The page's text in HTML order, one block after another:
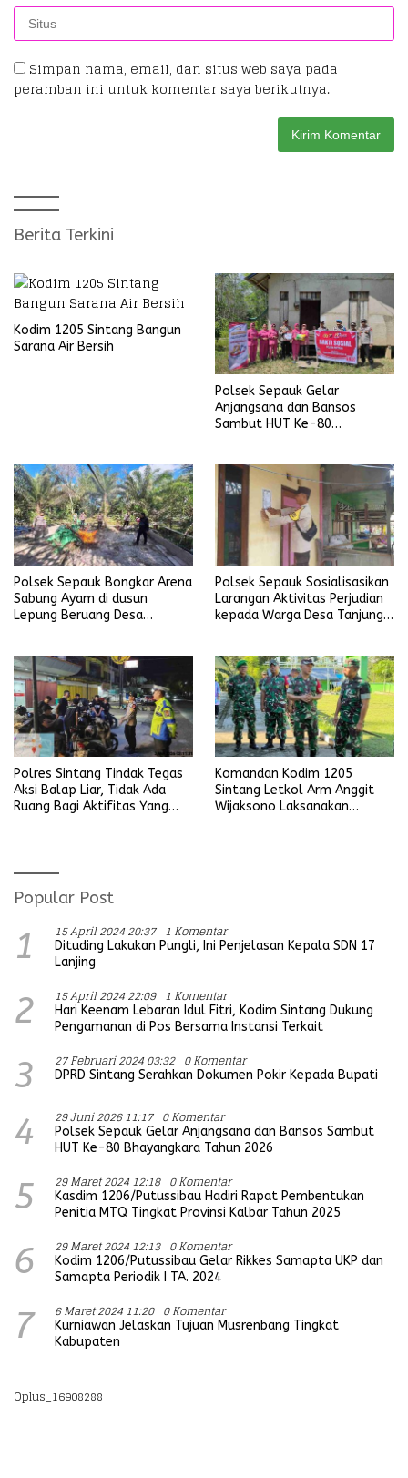
Simpan nama, email, dan situs web saya pada
peramban ini untuk komentar saya berikutnya.
Berita Terkini
Kodim 1205 Sintang Bangun
Sarana Air Bersih
Polsek Sepauk Gelar
Anjangsana dan Bansos
Sambut HUT Ke-80
Polsek Sepauk Bongkar Arena
Sabung Ayam di dusun
Lepung Beruang Desa
Polsek Sepauk Sosialisasikan
Larangan Aktivitas Perjudian
kepada Warga Desa Tanjung
Polres Sintang Tindak Tegas
Aksi Balap Liar, Tidak Ada
Ruang Bagi Aktifitas Yang
Komandan Kodim 1205
Sintang Letkol Arm Anggit
Wijaksono Laksanakan
Popular Post
1 15 April 2024 20:37 1 Komentar
Dituding Lakukan Pungli, Ini Penjelasan Kepala SDN 17
Lanjing
2 15 April 2024 22:09 1 Komentar
Hari Keenam Lebaran Idul Fitri, Kodim Sintang Dukung
Pengamanan di Pos Bersama Instansi Terkait
3 27 Februari 2024 03:32 0 Komentar
DPRD Sintang Serahkan Dokumen Pokir Kepada Bupati
4 29 Juni 2026 11:17 0 Komentar
Polsek Sepauk Gelar Anjangsana dan Bansos Sambut
HUT Ke-80 Bhayangkara Tahun 2026
5 29 Maret 2024 12:18 0 Komentar
Kasdim 1206/Putussibau Hadiri Rapat Pembentukan
Penitia MTQ Tingkat Provinsi Kalbar Tahun 2025
6 29 Maret 2024 12:13 0 Komentar
Kodim 1206/Putussibau Gelar Rikkes Samapta UKP dan
Samapta Periodik I TA. 2024
7 6 Maret 2024 11:20 0 Komentar
Kurniawan Jelaskan Tujuan Musrenbang Tingkat
Kabupaten
Oplus_16908288